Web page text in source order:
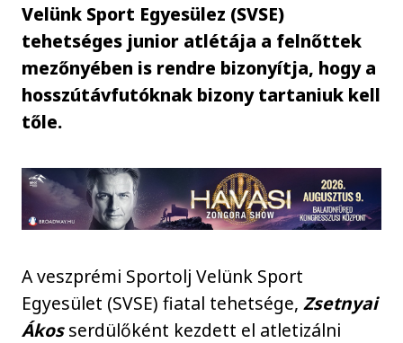
Velünk Sport Egyesülez (SVSE)
tehetséges junior atlétája a felnőttek
mezőnyében is rendre bizonyítja, hogy a
hosszútávfutóknak bizony tartaniuk kell
tőle.
A veszprémi Sportolj Velünk Sport
Egyesület (SVSE) fiatal tehetsége, Zsetnyai
Ákosserdülőként kezdett el atletizálni